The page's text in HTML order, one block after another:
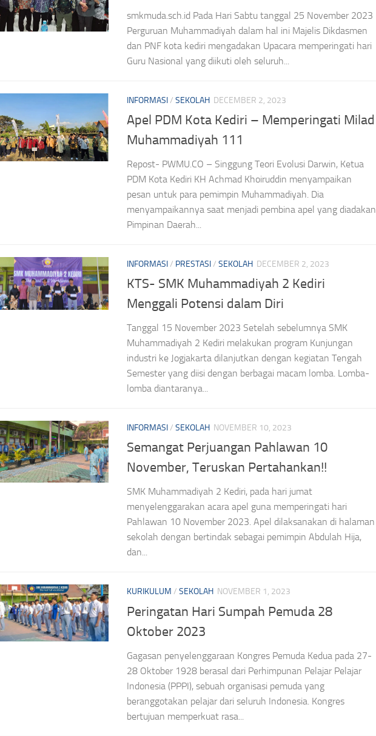
smkmuda.sch.id Pada Hari Sabtu tanggal 25 November 2023
Perguruan Muhammadiyah dalam hal ini Majelis Dikdasmen
dan PNF kota kediri mengadakan Upacara memperingati hari
Guru Nasional yang diikuti oleh seluruh...
INFORMASI/ SEKOLAH DECEMBER 2, 2023
Apel PDM Kota Kediri – Memperingati Milad
Muhammadiyah 111
Repost- PWMU.CO – Singgung Teori Evolusi Darwin, Ketua
PDM Kota Kediri KH Achmad Khoiruddin menyampaikan
pesan untuk para pemimpin Muhammadiyah. Dia
menyampaikannya saat menjadi pembina apel yang diadakan
Pimpinan Daerah...
INFORMASI/ PRESTASI/ SEKOLAH DECEMBER 2, 2023
KTS- SMK Muhammadiyah 2 Kediri
Menggali Potensi dalam Diri
Tanggal 15 November 2023 Setelah sebelumnya SMK
Muhammadiyah 2 Kediri melakukan program Kunjungan
industri ke Jogjakarta dilanjutkan dengan kegiatan Tengah
Semester yang diisi dengan berbagai macam lomba. Lomba-
lomba diantaranya...
INFORMASI/ SEKOLAH NOVEMBER 10, 2023
Semangat Perjuangan Pahlawan 10
November, Teruskan Pertahankan!!
SMK Muhammadiyah 2 Kediri, pada hari jumat
menyelenggarakan acara apel guna memperingati hari
Pahlawan 10 November 2023. Apel dilaksanakan di halaman
sekolah dengan bertindak sebagai pemimpin Abdulah Hija,
dan...
KURIKULUM / SEKOLAH NOVEMBER 1, 2023
Peringatan Hari Sumpah Pemuda 28
Oktober 2023
Gagasan penyelenggaraan Kongres Pemuda Kedua pada 27-
28 Oktober 1928 berasal dari Perhimpunan Pelajar Pelajar
Indonesia (PPPI), sebuah organisasi pemuda yang
beranggotakan pelajar dari seluruh Indonesia. Kongres
bertujuan memperkuat rasa...